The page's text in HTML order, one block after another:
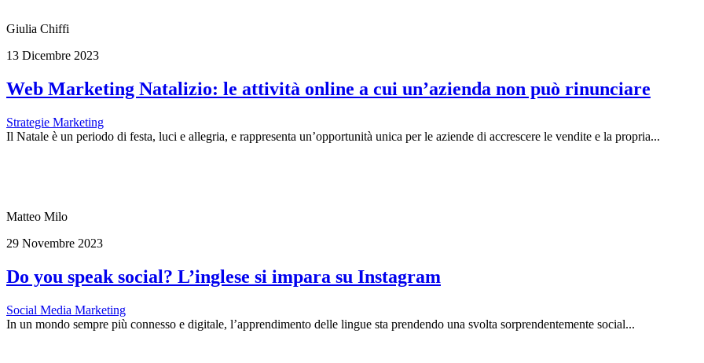
Giulia Chiffi
13 Dicembre 2023
Web Marketing Natalizio: le attività online a cui un’azienda non può rinunciare
Strategie Marketing
Il Natale è un periodo di festa, luci e allegria, e rappresenta un’opportunità unica per le aziende di accrescere le vendite e la propria...
Matteo Milo
29 Novembre 2023
Do you speak social? L’inglese si impara su Instagram
Social Media Marketing
In un mondo sempre più connesso e digitale, l’apprendimento delle lingue sta prendendo una svolta sorprendentemente social...